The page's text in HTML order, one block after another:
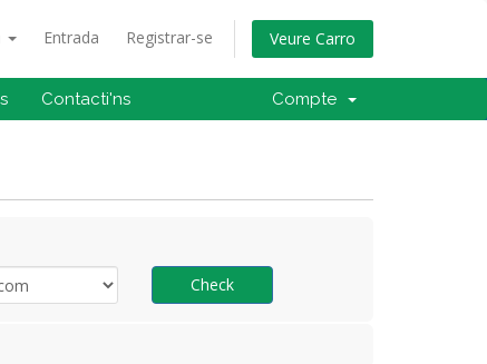
Entrada Registrar-se Veure Carro
Contacti'ns Compte
Check